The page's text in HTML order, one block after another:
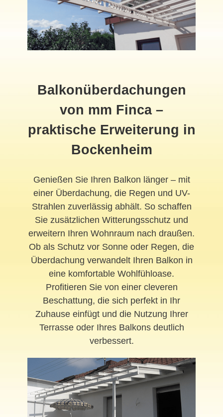
Balkonüberdachungen
von mm Finca –
praktische Erweiterung in
Bockenheim
Genießen Sie Ihren Balkon länger – mit
einer Überdachung, die Regen und UV-
Strahlen zuverlässig abhält. So schaffen
Sie zusätzlichen Witterungsschutz und
erweitern Ihren Wohnraum nach draußen.
Ob als Schutz vor Sonne oder Regen, die
Überdachung verwandelt Ihren Balkon in
eine komfortable Wohlfühloase.
Profitieren Sie von einer cleveren
Beschattung, die sich perfekt in Ihr
Zuhause einfügt und die Nutzung Ihrer
Terrasse oder Ihres Balkons deutlich
verbessert.